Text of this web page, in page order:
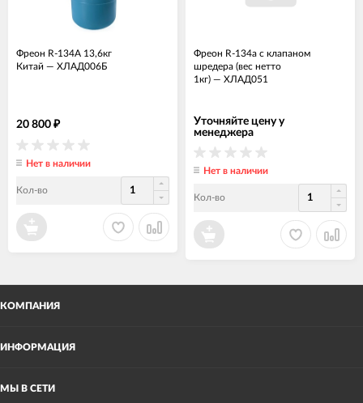
Фреон R-134А 13,6кг
Китай — ХЛАД006Б
20 800 ₽
Нет в наличии
Кол-во
Фреон R-134a с клапаном
шредера (вес нетто
1кг) — ХЛАД051
Уточняйте цену у
менеджера
Нет в наличии
Кол-во
КОМПАНИЯ
ИНФОРМАЦИЯ
МЫ В СЕТИ